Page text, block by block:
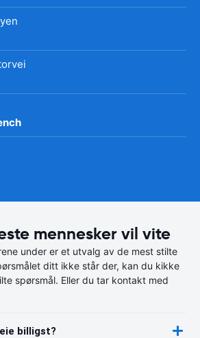
mennesker vil vite
under er et utvalg av de mest stilte
ditt ikke står der, kan du kikke
spørsmål. Eller du tar kontakt med
billigst?